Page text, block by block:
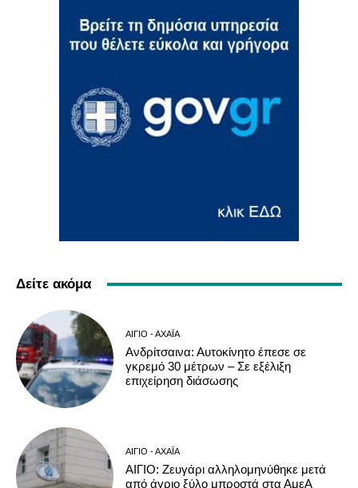
Δείτε ακόμα
ΑΊΓΙΟ - ΑΧΑΪ́Α
Ανδρίτσαινα: Αυτοκίνητο έπεσε σε
γκρεμό 30 μέτρων – Σε εξέλιξη
επιχείρηση διάσωσης
ΑΊΓΙΟ - ΑΧΑΪ́Α
ΑΙΓΙΟ: Ζευγάρι αλληλομηνύθηκε μετά
από άγριο ξύλο μπροστά στα ΑμεΑ